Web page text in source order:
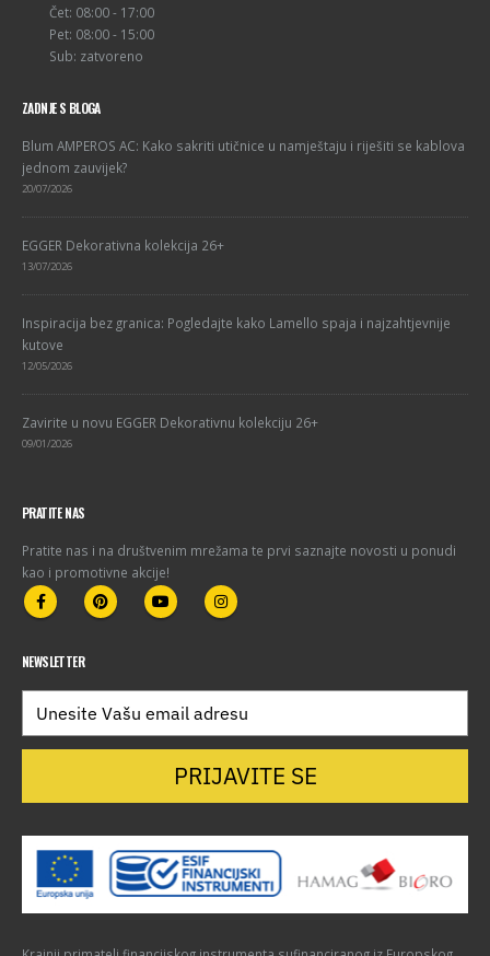
Čet: 08:00 - 17:00
Pet: 08:00 - 15:00
Sub: zatvoreno
ZADNJE S BLOGA
Blum AMPEROS AC: Kako sakriti utičnice u namještaju i riješiti se kablova
jednom zauvijek?
20/07/2026
EGGER Dekorativna kolekcija 26+
13/07/2026
Inspiracija bez granica: Pogledajte kako Lamello spaja i najzahtjevnije
kutove
12/05/2026
Zavirite u novu EGGER Dekorativnu kolekciju 26+
09/01/2026
PRATITE NAS
Pratite nas i na društvenim mrežama te prvi saznajte novosti u ponudi
kao i promotivne akcije!
NEWSLETTER
PRIJAVITE SE